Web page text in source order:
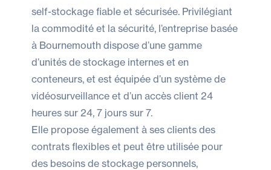
self-stockage fiable et sécurisée. Privilégiant
la commodité et la sécurité, l’entreprise basée
à Bournemouth dispose d’une gamme
d’unités de stockage internes et en
conteneurs, et est équipée d’un système de
vidéosurveillance et d’un accès client 24
heures sur 24, 7 jours sur 7.
Elle propose également à ses clients des
contrats flexibles et peut être utilisée pour
des besoins de stockage personnels,